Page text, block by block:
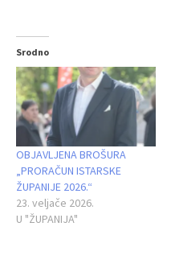
Srodno
OBJAVLJENA BROŠURA
„PRORAČUN ISTARSKE
ŽUPANIJE 2026.“
23. veljače 2026.
U "ŽUPANIJA"